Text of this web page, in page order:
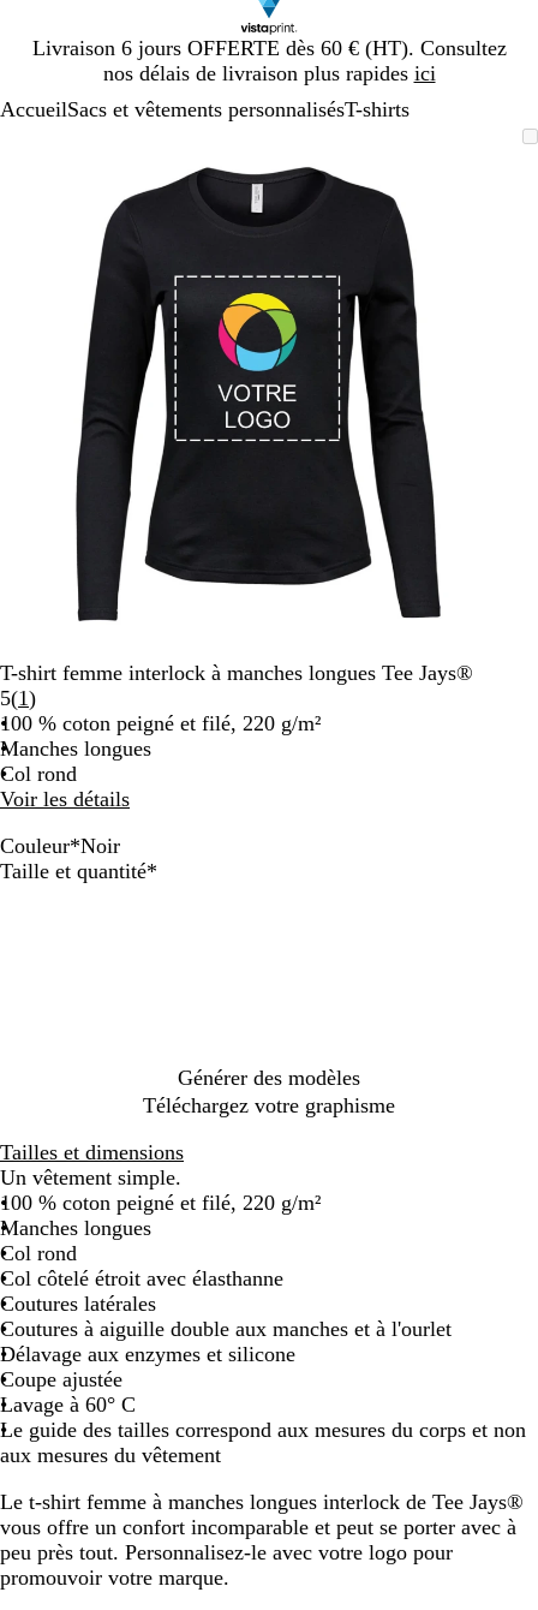
Livraison 6 jours OFFERTE dès 60 € (HT). Consultez
nos délais de livraison plus rapides ici
Diapositive
1
AccueilSacs et vêtements personnalisésT-shirts
minimum
développer
touches
plus
pour
zoomer
et
les
touches
fléchées
pour
T-shirt femme interlock à manches longues Tee Jays®
5(1Lire
les
1
avis
)
100 % coton peigné et filé, 220 g/m²
Manches longues
Col rond
Voir les détails
Couleur*Noir
G
B
N
B
Taille et quantité*
Générer des modèles
Téléchargez votre graphisme
Tailles et dimensions
Un vêtement simple.
100 % coton peigné et filé, 220 g/m²
Manches longues
Col rond
Col côtelé étroit avec élasthanne
Coutures latérales
Coutures à aiguille double aux manches et à l'ourlet
Délavage aux enzymes et silicone
Coupe ajustée
Lavage à 60° C
Le guide des tailles correspond aux mesures du corps et non
aux mesures du vêtement
Le t-shirt femme à manches longues interlock de Tee Jays®
vous offre un confort incomparable et peut se porter avec à
peu près tout. Personnalisez-le avec votre logo pour
promouvoir votre marque.